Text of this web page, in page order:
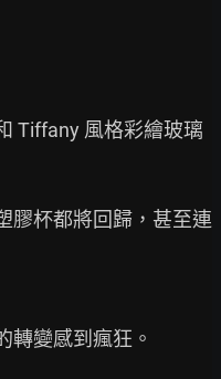
Tiffany 風格彩繪玻璃
膠杯都將回歸，甚至連
轉變感到瘋狂。